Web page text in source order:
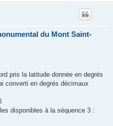
du Mont Saint-
pris la latitude donnée en degrés
converti en degrés décimaux
disponibles à la séquence 3 :